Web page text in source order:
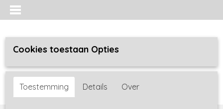
Inloggen Registreren
Cookies toestaan Opties
Toestemming Details Over